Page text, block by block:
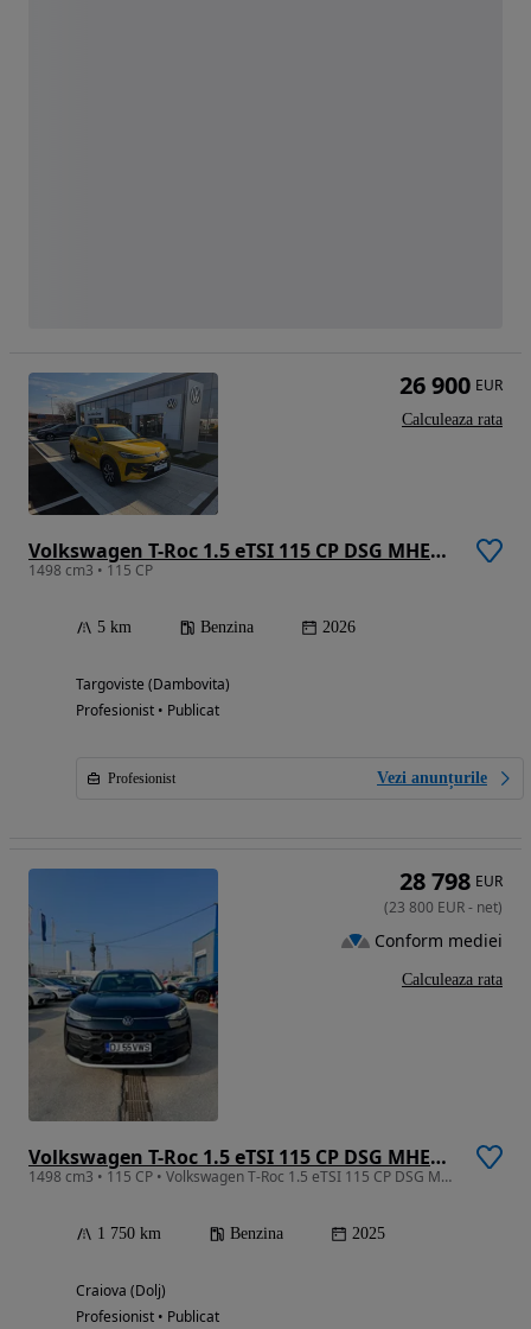
Volkswagen T-Roc 1.5 eTSI 115 CP DSG MHEV Life
1498 cm3 • 115 CP
5 km Benzina 2026
Targoviste (Dambovita)
Profesionist • Publicat
Profesionist Vezi anunțurile
26 900 EUR
Calculeaza rata
Volkswagen T-Roc 1.5 eTSI 115 CP DSG MHEV Life
1498 cm3 • 115 CP • Volkswagen T-Roc 1.5 eTSI 115 CP DSG MHEV Life
1 750 km Benzina 2025
Craiova (Dolj)
Profesionist • Publicat
28 798 EUR
(23 800 EUR- net)
Conform mediei
Calculeaza rata